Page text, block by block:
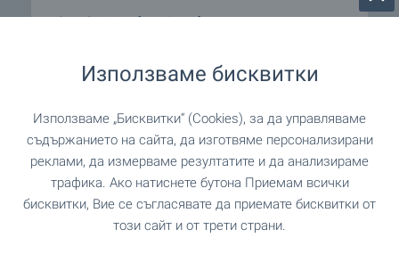
OKOL Lake Park ви очаква с
язовир Искър!
придобиете собствен апартамент в нова
курортна среда край язовир Искър – за лично
ползване или отдаване чрез професионална
рентал програма. Завършени по „Премиум
Стандарт“ апартаменти с включено
паркомясто в цената, в среда с 5-звезден
Използваме бисквитки
Използваме „Бисквитки“ (Cookies), за да управляваме
съдържанието на сайта, да изготвяме персонализирани
реклами, да измерваме резултатите и да анализираме
трафика. Ако натиснете бутона Приемам всички
бисквитки, Вие се съгласявате да приемате бисквитки от
този сайт и от трети страни.